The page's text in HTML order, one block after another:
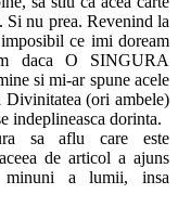
Si nu prea. Revenind la
ce imi doream
daca O SINGURA
si mi-ar spune acele
(ori ambele)
indeplineasca dorinta.
sa aflu care este
de articol a ajuns
minuni a lumii, insa